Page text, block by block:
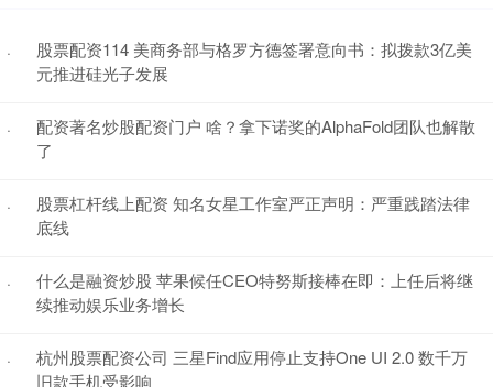
·
股票配资114 美商务部与格罗方德签署意向书：拟拨款3亿美
元推进硅光子发展
·
配资著名炒股配资门户 啥？拿下诺奖的AlphaFold团队也解散
了
·
股票杠杆线上配资 知名女星工作室严正声明：严重践踏法律
底线
·
什么是融资炒股 苹果候任CEO特努斯接棒在即：上任后将继
续推动娱乐业务增长
·
杭州股票配资公司 三星Find应用停止支持One UI 2.0 数千万
旧款手机受影响